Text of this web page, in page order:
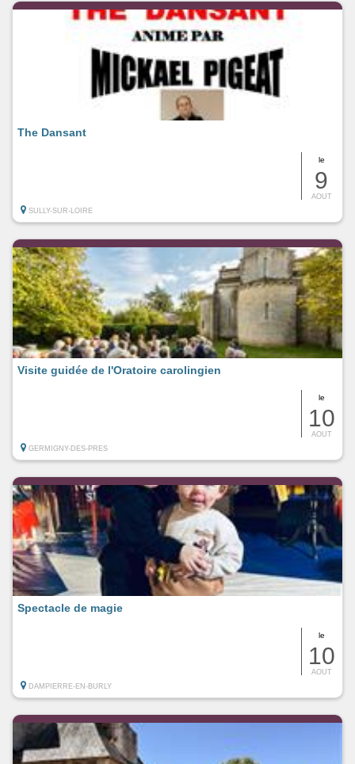
le
9
AOUT
The Dansant
SULLY-SUR-LOIRE
le
10
AOUT
Visite guidée de l'Oratoire carolingien
GERMIGNY-DES-PRES
le
10
AOUT
Spectacle de magie
DAMPIERRE-EN-BURLY